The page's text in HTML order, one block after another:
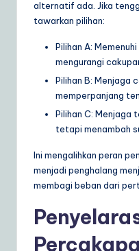
alternatif ada. Jika
tawarkan pilihan:
Pilihan A:
mengurangi
Pilihan B: Menjaga
memperpanjang
Pilihan C: Menjaga
tetapi menambah
Ini mengalihkan peran
menjadi penghalang
membagi beban dari